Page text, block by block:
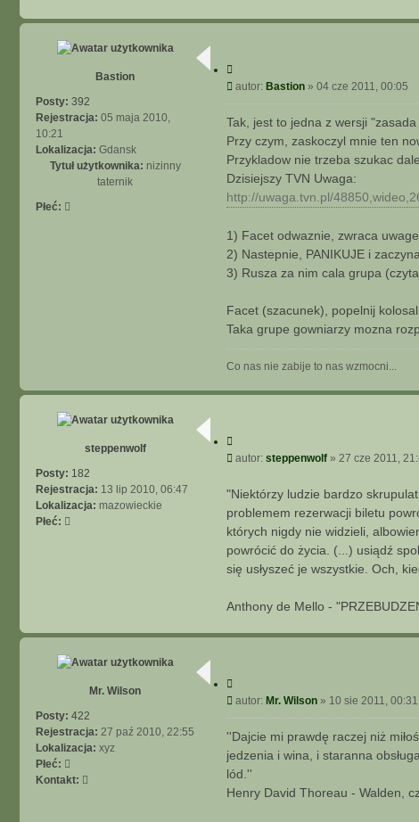
Bastion
Posty: 392
Rejestracja: 05 maja 2010,
10:21
Lokalizacja: Gdansk
Tytuł użytkownika: nizinny
taternik
Płeć:
y
j
P
o
s
autor: Bastion » 04 cze 2011, 00:05
Tak, jest to jedna z wersji "zasada
Przy czym, zaskoczyl mnie ten
Przykladow nie trzeba szukac
Dzisiejszy TVN Uwaga:
http://uwaga.tvn.pl/
1) Facet odwaznie, zwraca
2) Nastepnie, PANIKUJE i
3) Rusza za nim cala grupa
Facet (szacunek), popelnij
Taka grupe gowniarzy mozna
Co nas nie zabije to nas wzmocni...
steppenwolf
Posty: 182
Rejestracja: 13 lip 2010, 06:47
Lokalizacja: mazowieckie
Płeć:
y
j
P
s
autor: steppenwolf » 27 cze 2011,
"Niektórzy ludzie bardzo
problemem rezerwacji biletu
których nigdy nie widzieli,
powrócić do życia. (...) usiądź
się usłyszeć je wszystkie. Och,
Anthony de Mello -
Mr. Wilson
Posty: 422
Rejestracja: 27 paź 2010, 22:55
Lokalizacja: xyz
Płeć:
Kontakt:
y
j
P
o
s
autor: Mr. Wilson » 10 sie 2011, 00:31
''Dajcie mi prawdę raczej niż
jedzenia i wina, i staranna
lód.''
Henry David Thoreau - Walden,